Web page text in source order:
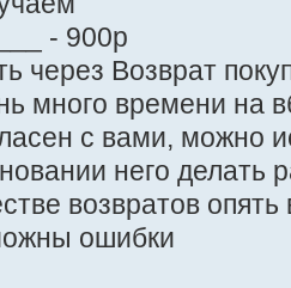
- 900р
через Возврат
много времени на
с вами, можно
него делать
возвратов опять
ошибки